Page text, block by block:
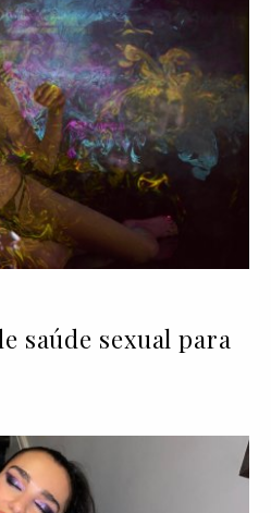
saúde sexual para